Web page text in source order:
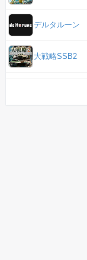
デルタルーン
大戦略SSB2